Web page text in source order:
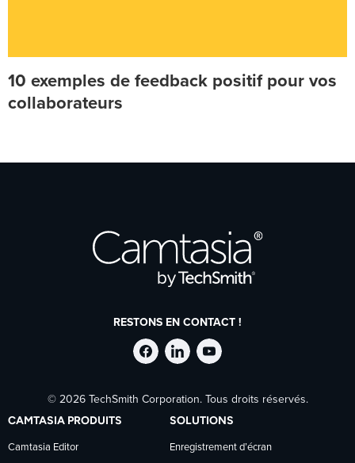
10 exemples de feedback positif pour vos
collaborateurs
RESTONS EN CONTACT !
Suivre
TechSmith
sur
Suivre
TechSmith
sur
Suivre
TechSmith
sur
© 2026 TechSmith Corporation. Tous droits réservés.
CAMTASIA PRODUITS
Camtasia Editor
SOLUTIONS
Enregistrement d’écran